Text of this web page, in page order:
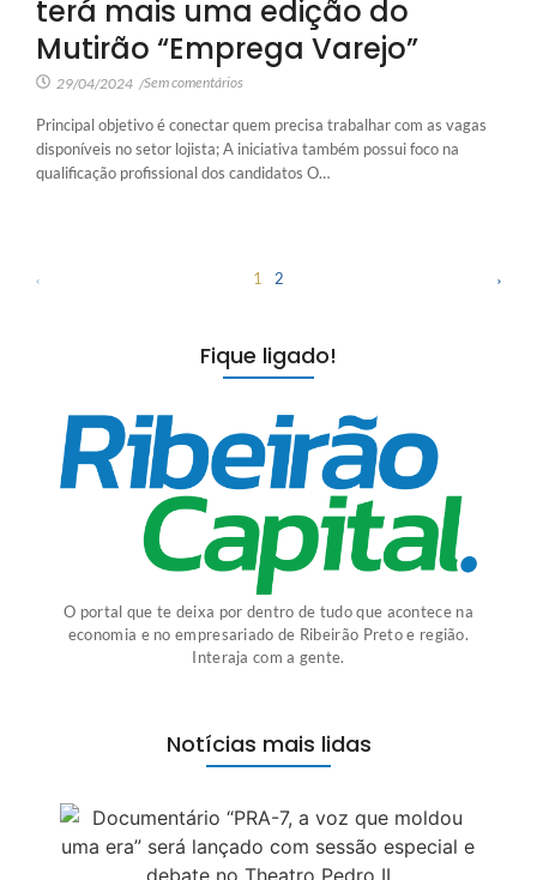
terá mais uma edição do
Mutirão “Emprega Varejo”
29/04/2024 /Sem comentários
Principal objetivo é conectar quem precisa trabalhar com as vagas
disponíveis no setor lojista; A iniciativa também possui foco na
qualificação profissional dos candidatos O…
1 2
Fique ligado!
O portal que te deixa por dentro de tudo que acontece na
economia e no empresariado de Ribeirão Preto e região.
Interaja com a gente.
Notícias mais lidas